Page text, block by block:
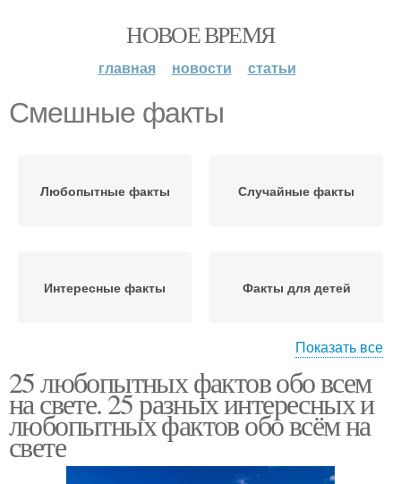
НОВОЕ ВРЕМЯ
главная новости статьи
Смешные факты
Любопытные факты Случайные факты
Интересные факты Факты для детей
Научные факты Забавные факты
Подтвержденные факты
Показать все
25 любопытных фактов обо всем
на свете. 25 разных интересных и
любопытных фактов обо всём на
свете